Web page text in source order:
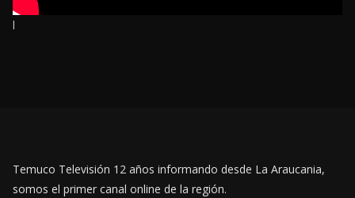
l
Temuco Televisión 12 años informando desde La Araucania,
somos el primer canal online de la región.